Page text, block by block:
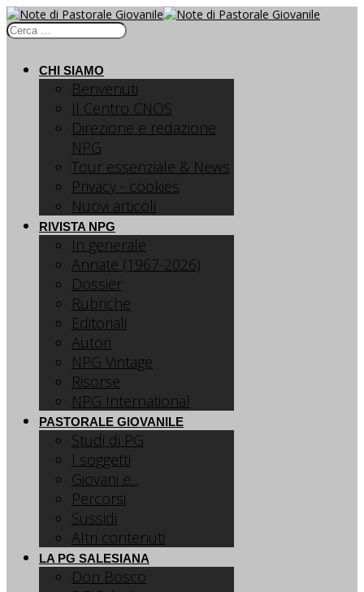
CHI SIAMO
Benvenuti
Il Centro CNOS
Direzione e redazione
NPG
Tour essenziale & News
Privacy - cookies
Nuovi articoli
RIVISTA NPG
In generale
Annate (1967-2026)
Dossier
Rubriche
Editoriali
Autori
NPG Vintage
Risorse
NPG International
PASTORALE GIOVANILE
Studi di PG
I soggetti
Giovani e...
Percorsi
Sussidi
Altri contenuti
LA PG SALESIANA
Don Bosco